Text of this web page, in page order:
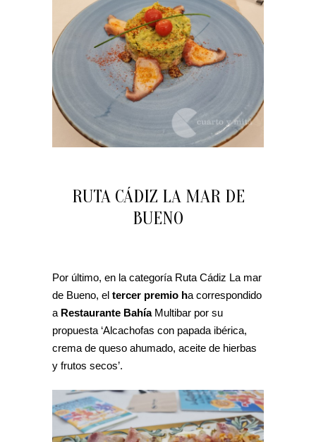
RUTA CÁDIZ LA MAR DE
BUENO
Por último, en la categoría Ruta Cádiz La mar
de Bueno, el tercer premio ha correspondido
a Restaurante BahíaMultibar por su
propuesta ‘Alcachofas con papada ibérica,
crema de queso ahumado, aceite de hierbas
y frutos secos’.